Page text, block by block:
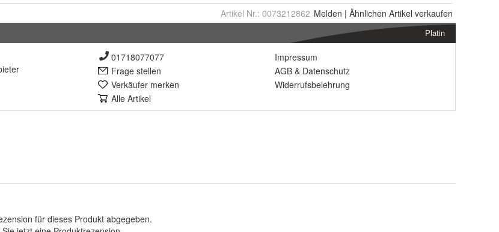
Artikel Nr.: 0073212862 Melden | Ähnlichen Artikel verkaufen
Platin
01718077077
Frage stellen
Verkäufer merken
Alle Artikel
Impressum
AGB & Datenschutz
Widerrufsbelehrung
für dieses Produkt abgegeben.